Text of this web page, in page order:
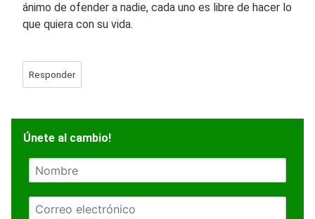
ánimo de ofender a nadie, cada uno es libre de hacer lo
que quiera con su vida.
Responder
Únete al cambio!
N
m
E